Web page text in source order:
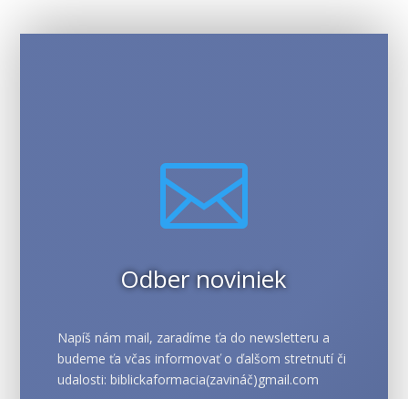

Odber noviniek
Napíš nám mail, zaradíme ťa do newsletteru a
budeme ťa včas informovať o ďalšom stretnutí či
udalosti: biblickaformacia(zavináč)gmail.com